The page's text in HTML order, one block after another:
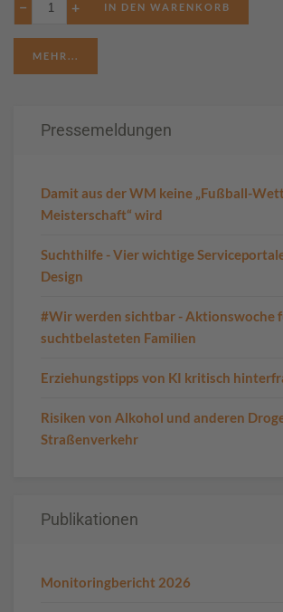
− +
MEHR...
Pressemeldungen
Damit aus der WM keine „Fußball-
Meisterschaft“ wird
Suchthilfe - Vier wichtige
Design
#Wir werden sichtbar - Aktionswoche
suchtbelasteten Familien
Erziehungstipps von KI kritisch
Risiken von Alkohol und anderen
Straßenverkehr
Publikationen
Monitoringbericht 2026